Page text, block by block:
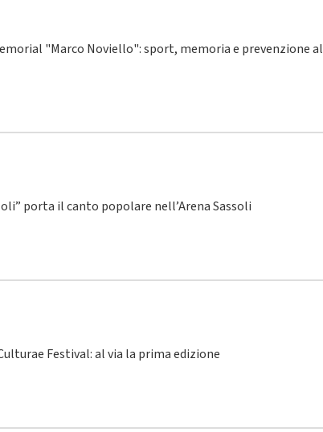
"Marco Noviello": sport, memoria e prevenzione al
porta il canto popolare nell’Arena Sassoli
Festival: al via la prima edizione